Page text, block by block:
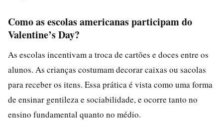
Como as escolas americanas participam do
Valentine’s Day?
As escolas incentivam a troca de cartões e doces entre os
alunos. As crianças costumam decorar caixas ou sacolas
para receber os itens. Essa prática é vista como uma forma
de ensinar gentileza e sociabilidade, e ocorre tanto no
ensino fundamental quanto no médio.